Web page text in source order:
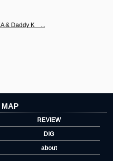
& Daddy K　...
MAP
REVIEW
DIG
about